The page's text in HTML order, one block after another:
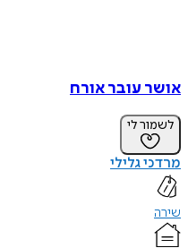
אושר עובר אורח
לשמור לי
מרדכי גלילי
שירה